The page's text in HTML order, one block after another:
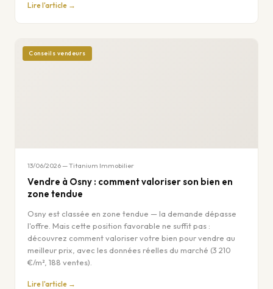
Lire l'article →
Conseils vendeurs
13/06/2026 — Titanium Immobilier
Vendre à Osny : comment valoriser son bien en
zone tendue
Osny est classée en zone tendue — la demande dépasse
l'offre. Mais cette position favorable ne suffit pas :
découvrez comment valoriser votre bien pour vendre au
meilleur prix, avec les données réelles du marché (3 210
€/m², 188 ventes).
Lire l'article →